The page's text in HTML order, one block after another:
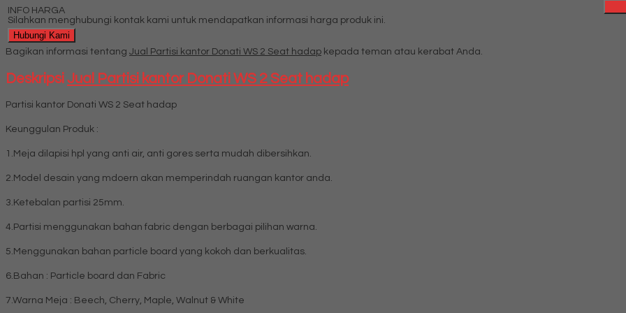
INFO HARGA
Silahkan menghubungi kontak kami untuk mendapatkan informasi harga produk ini.
Hubungi Kami
Bagikan informasi tentang Jual Partisi kantor Donati WS 2 Seat hadap kepada teman atau kerabat Anda.
DeskripsiJual Partisi kantor Donati WS 2 Seat hadap
Partisi kantor Donati WS 2 Seat hadap
Keunggulan Produk :
1.Meja dilapisi hpl yang anti air, anti gores serta mudah dibersihkan.
2.Model desain yang mdoern akan memperindah ruangan kantor anda.
3.Ketebalan partisi 25mm.
4.Partisi menggunakan bahan fabric dengan berbagai pilihan warna.
5.Menggunakan bahan particle board yang kokoh dan berkualitas.
6.Bahan : Particle board dan Fabric
7.Warna Meja : Beech, Cherry, Maple, Walnut & White